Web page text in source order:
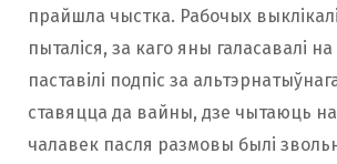
прайшла чыстка. Рабочых
пыталіся, за каго яны галасавалі
паставілі подпіс за
ставяцца да вайны, дзе чытаюць
чалавек пасля размовы былі